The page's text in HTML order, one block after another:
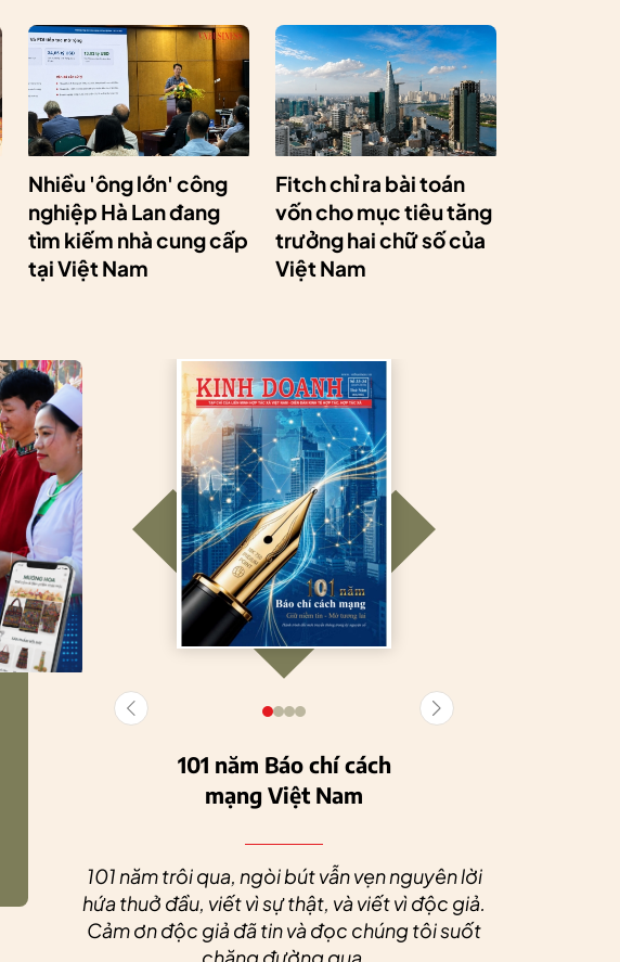
Nhiều 'ông lớn' công
nghiệp Hà Lan đang
tìm kiếm nhà cung cấp
tại Việt Nam
Fitch chỉ ra bài toán
vốn cho mục tiêu tăng
trưởng hai chữ số của
Việt Nam
lực cho nông
nghiệp bền vững
101 năm Báo chí cách
mạng Việt Nam
101 năm trôi qua, ngòi bút vẫn vẹn nguyên lời
hứa thuở đầu, viết vì sự thật, và viết vì độc giả.
Cảm ơn độc giả đã tin và đọc chúng tôi suốt
chặng đường qua.